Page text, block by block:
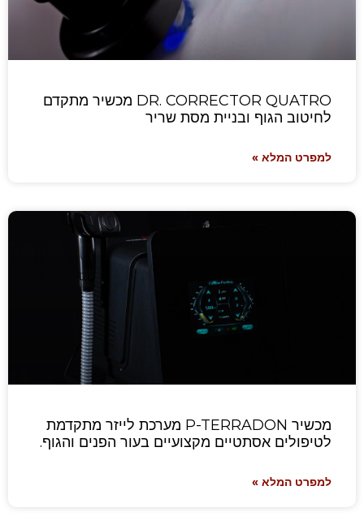
DR. CORRECTOR QUATRO מכשיר מתקדם
לחיטוב הגוף ובניית מסת שריר
למפרט המלא »
מכשיר P-TERRADON מערכת לייזר מתקדמת
לטיפולים אסתטיים מקצועיים בעור הפנים והגוף.
למפרט המלא »